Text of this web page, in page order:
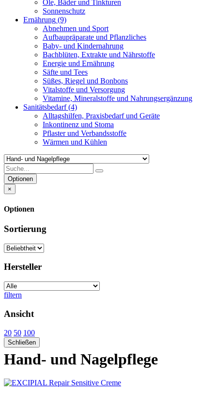
Öle, Bäder und Tinkturen
Sonnenschutz
Ernährung (9)
Abnehmen und Sport
Aufbaupräparate und Pflanzliches
Baby- und Kindernahrung
Bachblüten, Extrakte und Nährstoffe
Energie und Ernährung
Säfte und Tees
Süßes, Riegel und Bonbons
Vitalstoffe und Versorgung
Vitamine, Mineralstoffe und Nahrungsergänzung
Sanitätsbedarf(4)
Alltagshilfen, Praxisbedarf und Geräte
Inkontinenz und Stoma
Pflaster und Verbandsstoffe
Wärmen und Kühlen
Optionen
×
Optionen
Sortierung
Hersteller
filtern
Ansicht
20 50 100
Schließen
Hand- und Nagelpflege